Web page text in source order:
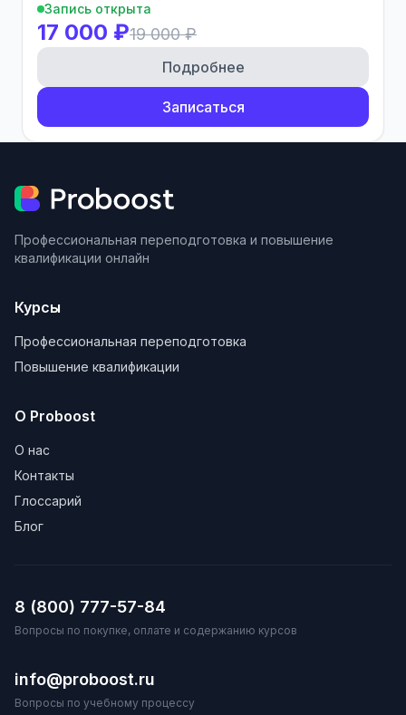
Запись открыта
17 000 ₽19 000 ₽
Подробнее
Записаться
Профессиональная переподготовка и повышение
квалификации онлайн
Курсы
Профессиональная переподготовка
Повышение квалификации
О Proboost
О нас
Контакты
Глоссарий
Блог
8 (800) 777-57-84
Вопросы по покупке, оплате и содержанию курсов
info@proboost.ru
Вопросы по учебному процессу